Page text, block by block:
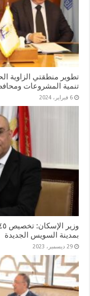
تطوير منطقتي الزاوية
تنمية المشروعات
6 فبراير، 2024
بمدينة السويس الجديدة
29 ديسمبر، 2023